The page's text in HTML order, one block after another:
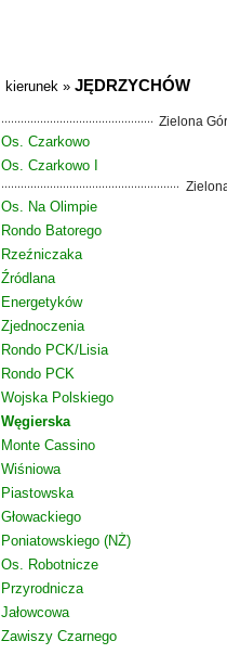
kierunek » JĘDRZYCHÓW
Zielona
Os. Czarkowo
Os. Czarkowo I
Os. Na Olimpie
Rondo Batorego
Rzeźniczaka
Źródlana
Energetyków
Zjednoczenia
Rondo PCK/Lisia
Rondo PCK
Wojska Polskiego
Węgierska
Monte Cassino
Wiśniowa
Piastowska
Głowackiego
Poniatowskiego (NŻ)
Os. Robotnicze
Przyrodnicza
Jałowcowa
Zawiszy Czarnego